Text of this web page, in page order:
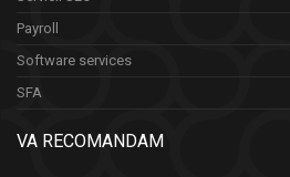
Payroll
Software services
SFA
VA RECOMANDAM